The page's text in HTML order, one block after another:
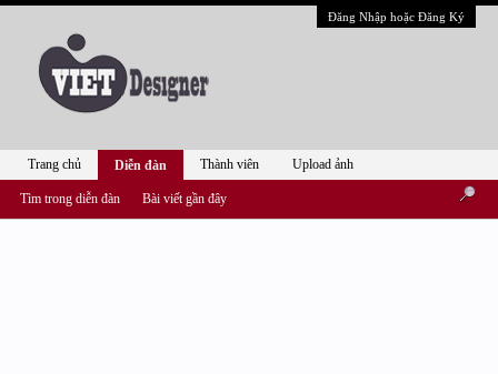
Đăng Nhập hoặc Đăng Ký
Trang chủ Diễn đàn
Tìm trong diễn đàn Bài viết gần đây
Thành viên Upload ảnh